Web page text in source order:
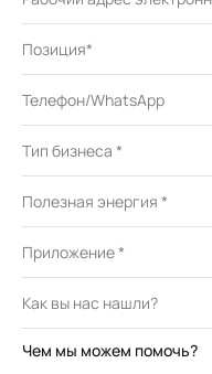
Чем мы можем помочь?